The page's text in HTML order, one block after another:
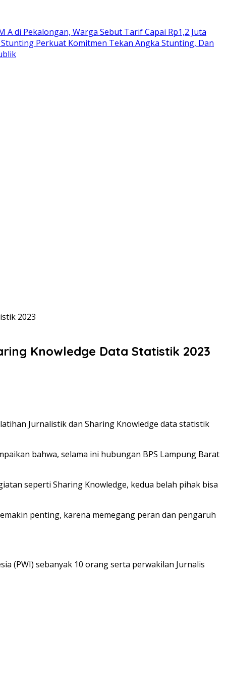
A di Pekalongan, Warga Sebut Tarif Capai Rp1,2 Juta
Perkuat Komitmen Tekan Angka Stunting, Dan
2023
Knowledge Data Statistik 2023
Jurnalistik dan Sharing Knowledge data statistik
bahwa, selama ini hubungan BPS Lampung Barat
seperti Sharing Knowledge, kedua belah pihak bisa
penting, karena memegang peran dan pengaruh
(PWI) sebanyak 10 orang serta perwakilan Jurnalis